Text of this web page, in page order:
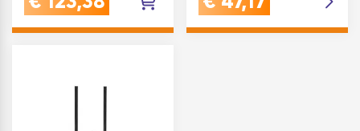
geeignet mit
Drehknauf innen auf
Zylinderlängen auf…
Messing vernickelt
39,5 Type: MS00/Z1